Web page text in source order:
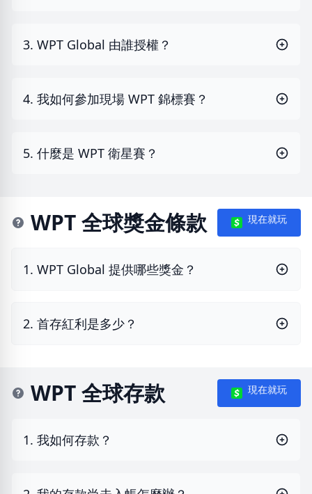
3. WPT Global 由誰授權？
4. 我如何參加現場 WPT 錦標賽？
5. 什麼是 WPT 衛星賽？
WPT 全球獎金條款 現在就玩
1. WPT Global 提供哪些獎金？
2. 首存紅利是多少？
WPT 全球存款 現在就玩
1. 我如何存款？